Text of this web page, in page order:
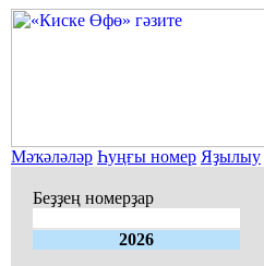
Мәҡәләләр Һуңғы номер Яҙылыу
Беҙҙең номерҙар
2026